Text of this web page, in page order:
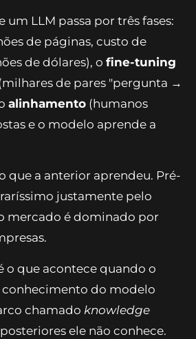
um LLM passa por três fases:
de páginas, custo de
de dólares), o fine-tuning
de pares "pergunta →
alinhamento (humanos
e o modelo aprende a
que a anterior aprendeu. Pré-
justamente pelo
mercado é dominado por
o que acontece quando o
do modelo
chamado knowledge
ele não conhece.